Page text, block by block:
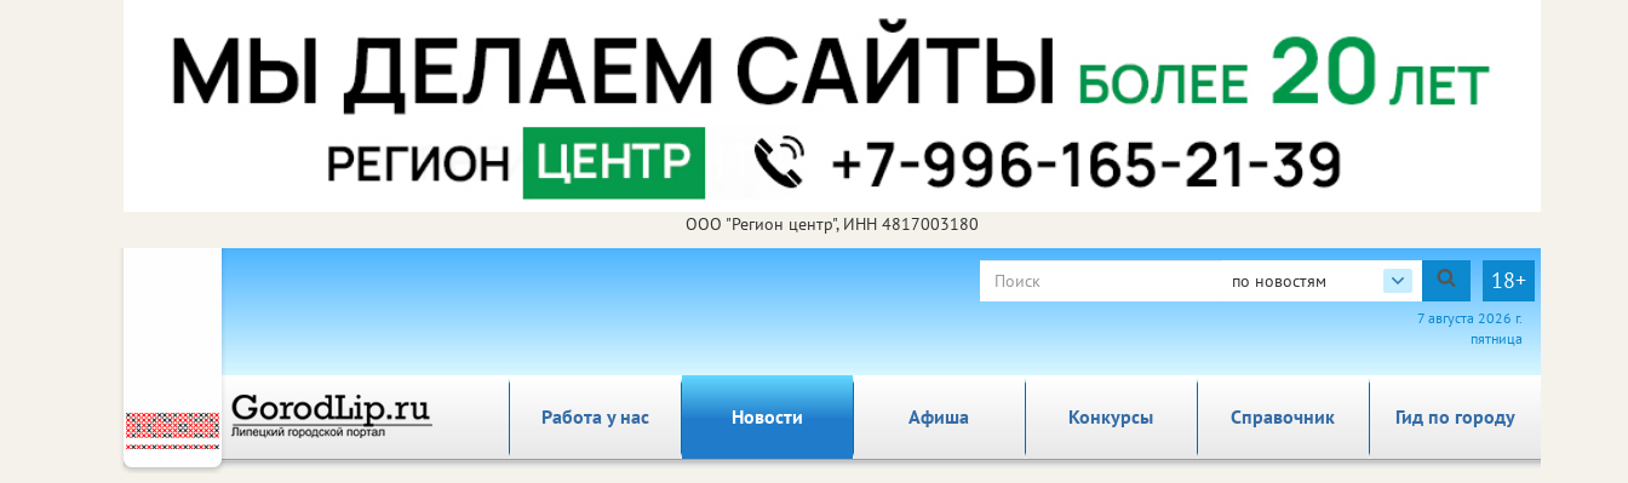
ООО "Регион центр", ИНН 4817003180
по новостям 18+
7 августа 2026 г.
пятница
Работа у нас Новости Афиша Справочник Гид по городу
Конкурсы